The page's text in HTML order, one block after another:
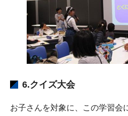
6.クイズ大会
お子さんを対象に、この学習会